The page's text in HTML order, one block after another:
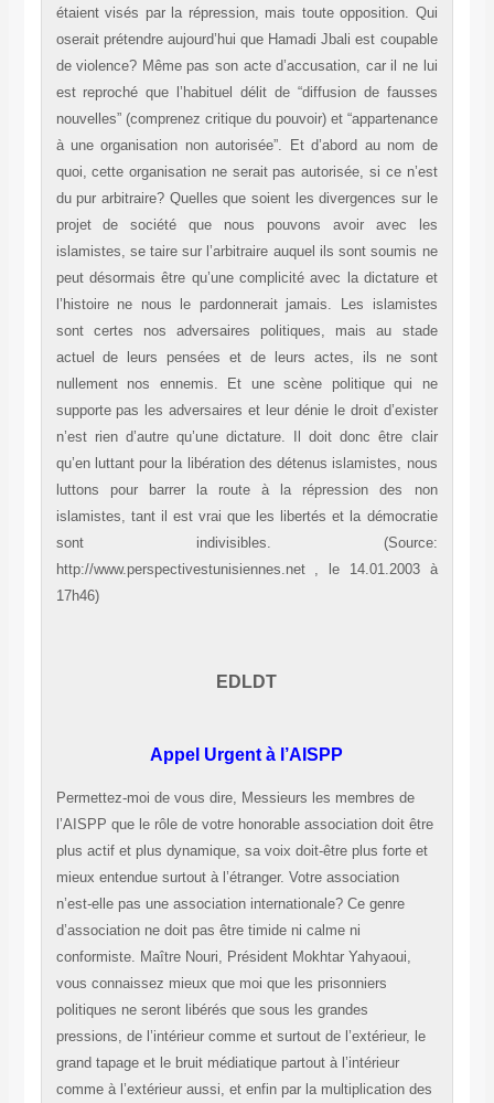
étaient visés par la répression, mais toute opposition. Qui
oserait prétendre aujourd’hui que Hamadi Jbali est coupable
de violence? Même pas son acte d’accusation, car il ne lui
est reproché que l’habituel délit de “diffusion de fausses
nouvelles” (comprenez critique du pouvoir) et “appartenance
à une organisation non autorisée”. Et d’abord au nom de
quoi, cette organisation ne serait pas autorisée, si ce n’est
du pur arbitraire? Quelles que soient les divergences sur le
projet de société que nous pouvons avoir avec les
islamistes, se taire sur l’arbitraire auquel ils sont soumis ne
peut désormais être qu’une complicité avec la dictature et
l’histoire ne nous le pardonnerait jamais. Les islamistes
sont certes nos adversaires politiques, mais au stade
actuel de leurs pensées et de leurs actes, ils ne sont
nullement nos ennemis. Et une scène politique qui ne
supporte pas les adversaires et leur dénie le droit d’exister
n’est rien d’autre qu’une dictature. Il doit donc être clair
qu’en luttant pour la libération des détenus islamistes, nous
luttons pour barrer la route à la répression des non
islamistes, tant il est vrai que les libertés et la démocratie
sont indivisibles. (Source:
http://www.perspectivestunisiennes.net , le 14.01.2003 à
17h46)
EDLDT
Appel Urgent à l’AISPP
Permettez-moi de vous dire, Messieurs les membres de
l’AISPP que le rôle de votre honorable association doit être
plus actif et plus dynamique, sa voix doit-être plus forte et
mieux entendue surtout à l’étranger. Votre association
n’est-elle pas une association internationale? Ce genre
d’association ne doit pas être timide ni calme ni
conformiste. Maître Nouri, Président Mokhtar Yahyaoui,
vous connaissez mieux que moi que les prisonniers
politiques ne seront libérés que sous les grandes
pressions, de l’intérieur comme et surtout de l’extérieur, le
grand tapage et le bruit médiatique partout à l’intérieur
comme à l’extérieur aussi, et enfin par la multiplication des